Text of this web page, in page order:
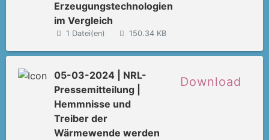
Erzeugungstechnologien
im Vergleich
1 Datei(en) 150.34 KB
05-03-2024 | NRL-
Pressemitteilung |
Hemmnisse und
Treiber der
Wärmewende werden
Download